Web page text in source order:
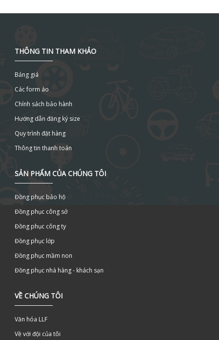
THÔNG TIN THAM KHẢO
Bảng giá
Các form áo
Chính sách bảo hành
Hướng dẫn đăng ký size
Quy trình đặt hàng
Thông tin thanh toán
SẢN PHẨM CỦA CHÚNG TÔI
Đồng phục bảo hộ
Đồng phục công sở
Đồng phục công ty
Đồng phục lớp
Đồng phục mầm non
Đồng phục nhà hàng - khách sạn
VỀ CHÚNG TÔI
Văn hóa LLF
Về với đội của tôi